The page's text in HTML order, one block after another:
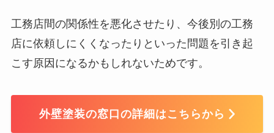
工務店間の関係性を悪化させたり、今後別の工務
店に依頼しにくくなったりといった問題を引き起
こす原因になるかもしれないためです。
外壁塗装の窓口の詳細はこちらから